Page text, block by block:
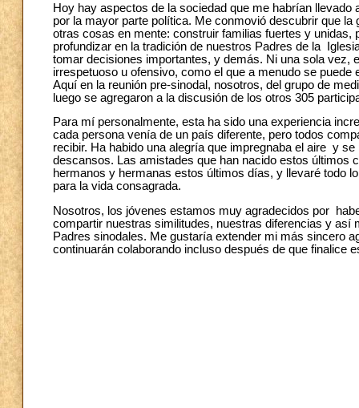
Hoy hay aspectos de la sociedad que me habrían
por la mayor parte política. Me conmovió descubrir que
otras cosas en mente: construir familias fuertes y unidas,
profundizar en la tradición de nuestros Padres de la
tomar decisiones importantes, y demás. Ni una sola vez,
irrespetuoso u ofensivo, como el que a menudo se
Aquí en la reunión pre-sinodal, nosotros, del grupo de
luego se agregaron a la discusión de los otros 305
Para mí personalmente, esta ha sido una experiencia
cada persona venía de un país diferente, pero todos
recibir. Ha habido una alegría que impregnaba el aire y
descansos. Las amistades que han nacido estos últimos
hermanos y hermanas estos últimos días, y llevaré todo
para la vida consagrada.
Nosotros, los jóvenes estamos muy agradecidos por
compartir nuestras similitudes, nuestras diferencias y así
Padres sinodales. Me gustaría extender mi más sincero
continuarán colaborando incluso después de que finalice